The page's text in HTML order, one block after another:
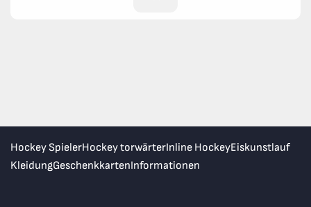
Hockey SpielerHockey torwärterInline HockeyEiskunstlauf
KleidungGeschenkkartenInformationen